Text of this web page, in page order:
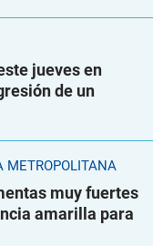
jueves en
de un
METROPOLITANA
muy fuertes
amarilla para